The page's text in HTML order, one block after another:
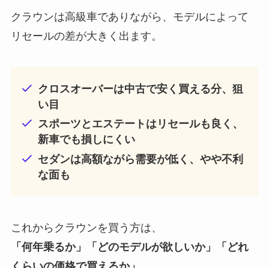
クラウンは高級車でありながら、モデルによって
リセールの差が大きく出ます。
クロスオーバーは中古で安く買える分、狙
い目
スポーツとエステートはリセールも良く、
新車でも損しにくい
セダンは高額ながら需要が低く、やや不利
な面も
これからクラウンを買う方は、
「何年乗るか」「どのモデルが欲しいか」「どれ